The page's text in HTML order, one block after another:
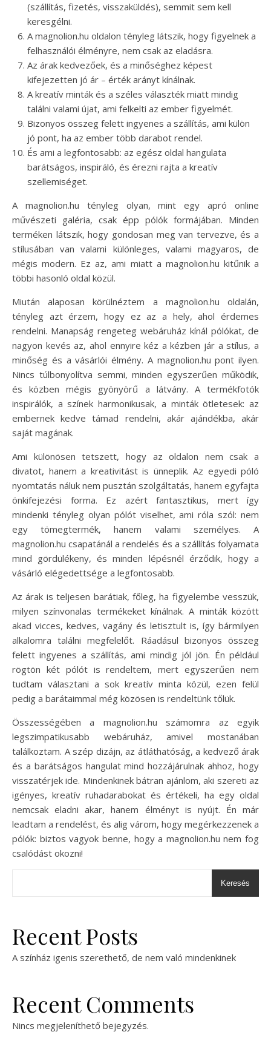
(szállítás, fizetés, visszaküldés), semmit sem kell
keresgélni.
A magnolion.hu oldalon tényleg látszik, hogy figyelnek a
felhasználói élményre, nem csak az eladásra.
Az árak kedvezőek, és a minőséghez képest
kifejezetten jó ár – érték arányt kínálnak.
A kreatív minták és a széles választék miatt mindig
találni valami újat, ami felkelti az ember figyelmét.
Bizonyos összeg felett ingyenes a szállítás, ami külön
jó pont, ha az ember több darabot rendel.
És ami a legfontosabb: az egész oldal hangulata
barátságos, inspiráló, és érezni rajta a kreatív
szellemiséget.
A magnolion.hu tényleg olyan, mint egy apró online
művészeti galéria, csak épp pólók formájában. Minden
terméken látszik, hogy gondosan meg van tervezve, és a
stílusában van valami különleges, valami magyaros, de
mégis modern. Ez az, ami miatt a magnolion.hu kitűnik a
többi hasonló oldal közül.
Miután alaposan körülnéztem a magnolion.hu oldalán,
tényleg azt érzem, hogy ez az a hely, ahol érdemes
rendelni. Manapság rengeteg webáruház kínál pólókat, de
nagyon kevés az, ahol ennyire kéz a kézben jár a stílus, a
minőség és a vásárlói élmény. A magnolion.hu pont ilyen.
Nincs túlbonyolítva semmi, minden egyszerűen működik,
és közben mégis gyönyörű a látvány. A termékfotók
inspirálók, a színek harmonikusak, a minták ötletesek: az
embernek kedve támad rendelni, akár ajándékba, akár
saját magának.
Ami különösen tetszett, hogy az oldalon nem csak a
divatot, hanem a kreativitást is ünneplik. Az egyedi póló
nyomtatás náluk nem pusztán szolgáltatás, hanem egyfajta
önkifejezési forma. Ez azért fantasztikus, mert így
mindenki tényleg olyan pólót viselhet, ami róla szól: nem
egy tömegtermék, hanem valami személyes. A
magnolion.hu csapatánál a rendelés és a szállítás folyamata
mind gördülékeny, és minden lépésnél érződik, hogy a
vásárló elégedettsége a legfontosabb.
Az árak is teljesen barátiak, főleg, ha figyelembe vesszük,
milyen színvonalas termékeket kínálnak. A minták között
akad vicces, kedves, vagány és letisztult is, így bármilyen
alkalomra találni megfelelőt. Ráadásul bizonyos összeg
felett ingyenes a szállítás, ami mindig jól jön. Én például
rögtön két pólót is rendeltem, mert egyszerűen nem
tudtam választani a sok kreatív minta közül, ezen felül
pedig a barátaimmal még közösen is rendeltünk tőlük.
Összességében a magnolion.hu számomra az egyik
legszimpatikusabb webáruház, amivel mostanában
találkoztam. A szép dizájn, az átláthatóság, a kedvező árak
és a barátságos hangulat mind hozzájárulnak ahhoz, hogy
visszatérjek ide. Mindenkinek bátran ajánlom, aki szereti az
igényes, kreatív ruhadarabokat és értékeli, ha egy oldal
nemcsak eladni akar, hanem élményt is nyújt. Én már
leadtam a rendelést, és alig várom, hogy megérkezzenek a
pólók: biztos vagyok benne, hogy a magnolion.hu nem fog
csalódást okozni!
Keresés
Recent Posts
A színház igenis szerethető, de nem való mindenkinek
Recent Comments
Nincs megjeleníthető bejegyzés.